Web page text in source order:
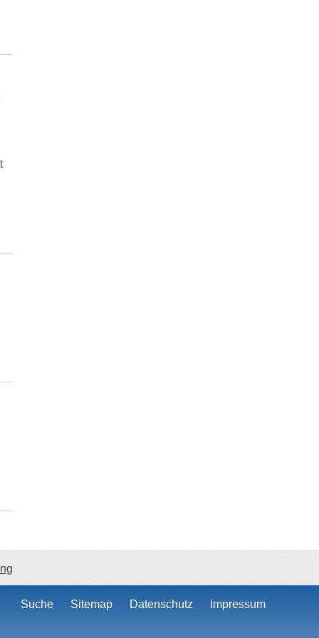
Suche Sitemap Datenschutz Impressum